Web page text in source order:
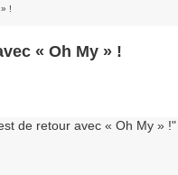
!
« Oh My » !